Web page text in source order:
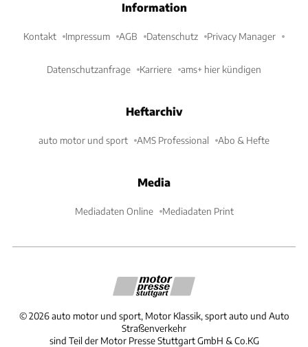
Information
Kontakt Impressum AGB Datenschutz Privacy Manager
Datenschutzanfrage Karriere ams+ hier kündigen
Heftarchiv
auto motor und sport AMS Professional Abo & Hefte
Media
Mediadaten Online Mediadaten Print
©2026 auto motor und sport, Motor Klassik, sport auto und Auto
Straßenverkehr
sind Teil der Motor Presse Stuttgart GmbH & Co.KG